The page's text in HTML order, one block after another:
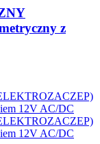
z